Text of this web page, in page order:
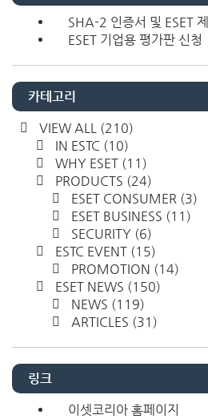
SHA-2 인증서 및 ESET
ESET 기업용 평가판 신청
카테고리
VIEW ALL (210)
IN ESTC (10)
WHY ESET (11)
PRODUCTS (24)
ESET CONSUMER (3)
ESET BUSINESS (11)
SECURITY (6)
ESTC EVENT (15)
PROMOTION (14)
ESET NEWS (150)
NEWS (119)
ARTICLES (31)
링크
이셋코리아 홈페이지